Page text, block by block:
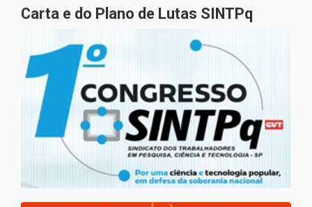
Carta e do Plano de Lutas SINTPq